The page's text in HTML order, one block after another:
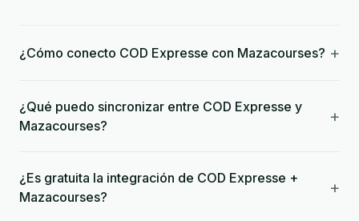
¿Cómo conecto COD Expresse con Mazacourses? +
¿Qué puedo sincronizar entre COD Expresse y
Mazacourses?
+
¿Es gratuita la integración de COD Expresse +
Mazacourses?
+